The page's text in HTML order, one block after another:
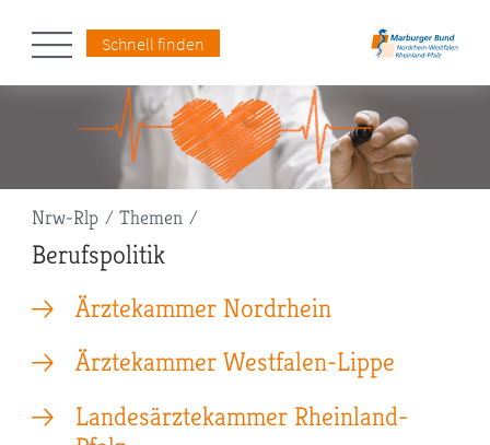
Schnell finden
Pfadnavigation
Nrw-Rlp Themen
Berufspolitik
Ärztekammer Nordrhein
Ärztekammer Westfalen-Lippe
Landesärztekammer Rheinland-